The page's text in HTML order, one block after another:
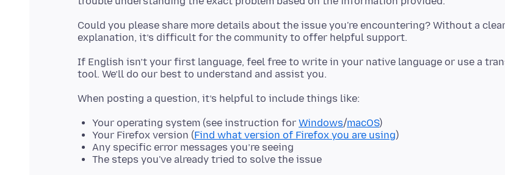
Could you please share more details about the issue you're encountering? Without a
If English isn’t your first language, feel free to write in your native language or use a
Your operating system (see instruction for Windows/macOS)
Your Firefox version (Find what version of Firefox you are using)
Any specific error messages you’re seeing
The steps you've already tried to solve the issue